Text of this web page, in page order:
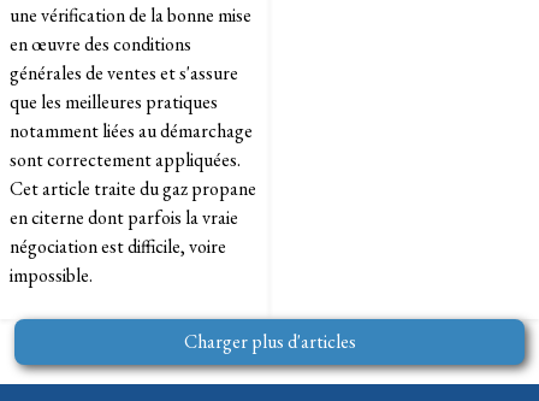
une vérification de la bonne mise
en œuvre des conditions
générales de ventes et s'assure
que les meilleures pratiques
notamment liées au démarchage
sont correctement appliquées.
Cet article traite du gaz propane
en citerne dont parfois la vraie
négociation est difficile, voire
impossible.
Charger plus d'articles